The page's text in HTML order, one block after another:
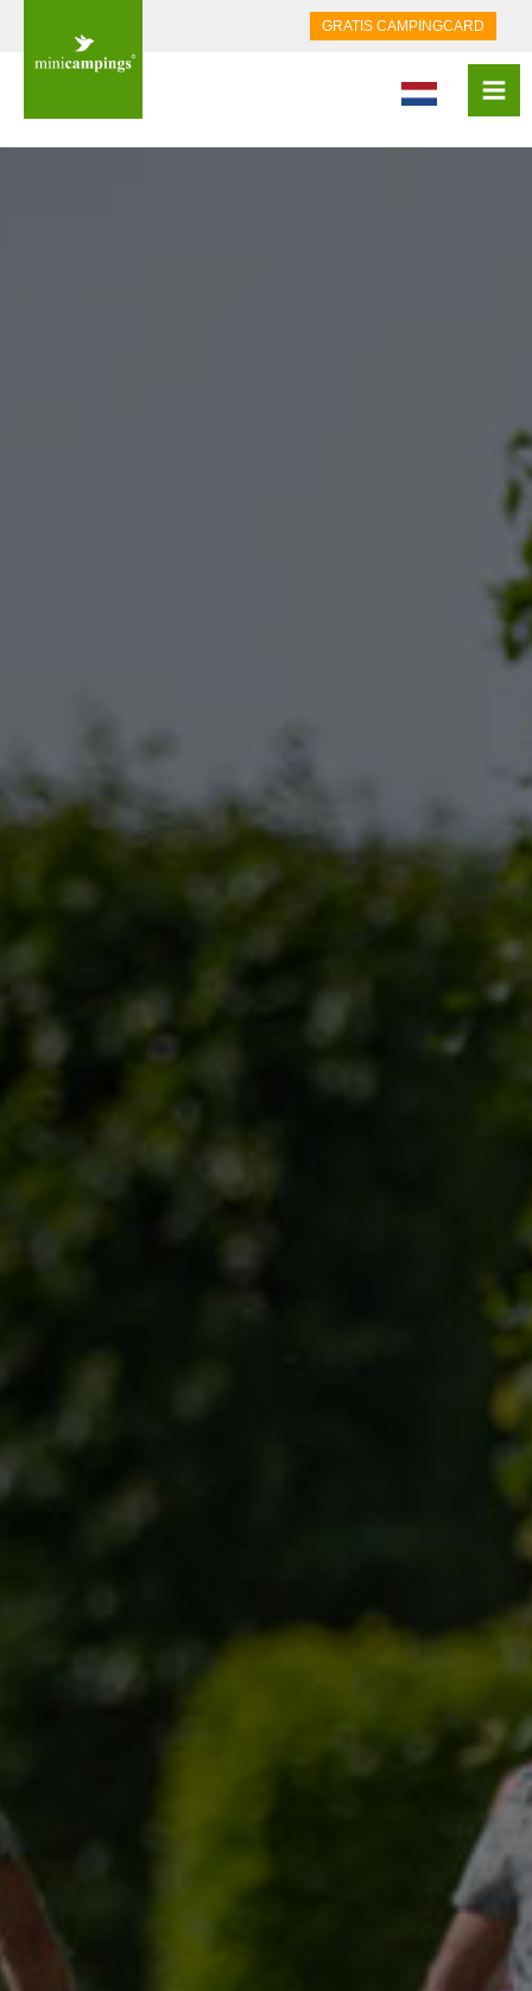
GRATIS CAMPINGCARD